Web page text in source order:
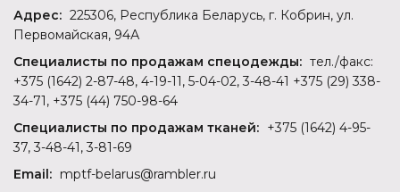
Адрес: 225306, Республика Беларусь, г. Кобрин, ул.
Первомайская, 94А
Специалисты по продажам спецодежды: тел./факс:
+375 (1642) 2-87-48, 4-19-11, 5-04-02, 3-48-41 +375 (29) 338-
34-71, +375 (44) 750-98-64
Специалисты по продажам тканей: +375 (1642) 4-95-
37, 3-48-41, 3-81-69
Email: mptf-belarus@rambler.ru